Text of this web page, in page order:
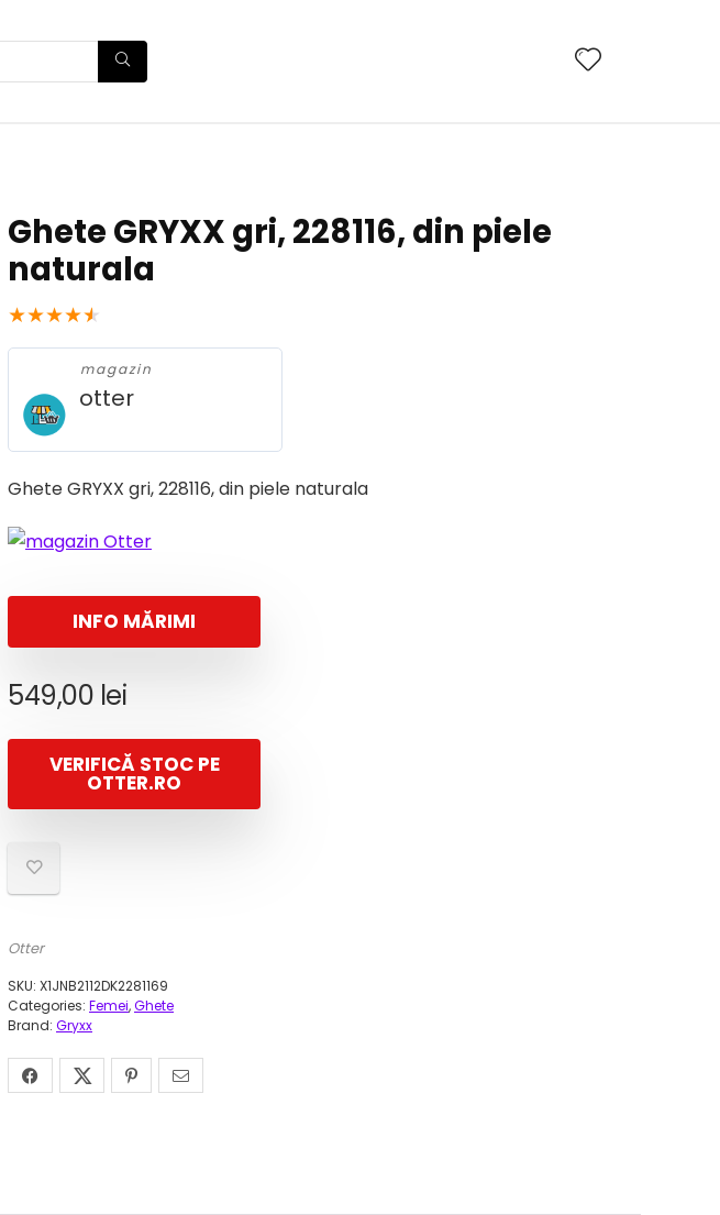
Ghete GRYXX gri, 228116, din piele
naturala
★★★★★
magazin
otter
Ghete GRYXX gri, 228116, din piele naturala
INFO MĂRIMI
549,00 lei
VERIFICĂ STOC PE
OTTER.RO
Otter
SKU: X1JNB2112DK2281169
Categories: Femei,Ghete
Brand: Gryxx